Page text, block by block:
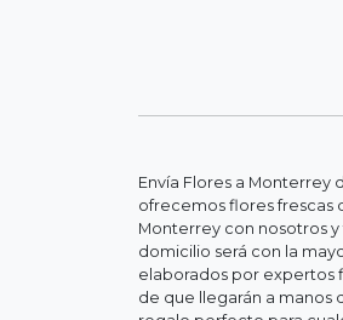
Envía Flores a Monterrey
ofrecemos flores frescas
Monterrey con nosotros
domicilio será con la
elaborados por expertos
de que llegarán a manos